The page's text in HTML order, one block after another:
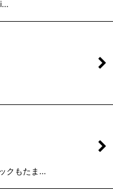
クもたま…